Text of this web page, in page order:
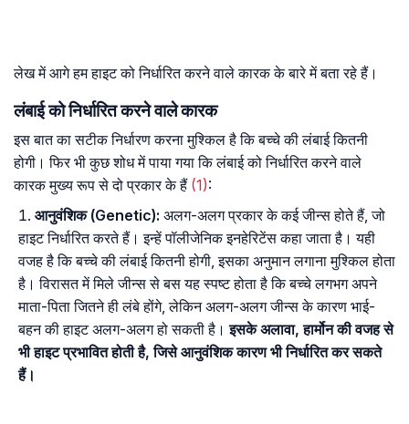
लेख में आगे हम हाइट को निर्धारित करने वाले कारक के बारे में बता रहे हैं।
लंबाई को निर्धारित करने वाले कारक
इस बात का सटीक निर्धारण करना मुश्किल है कि बच्चे की लंबाई कितनी
होगी। फिर भी कुछ शोध में पाया गया कि लंबाई को निर्धारित करने वाले
कारक मुख्य रूप से दो प्रकार के हैं (1):
आनुवंशिक (Genetic): अलग-अलग प्रकार के कई जीन्स होते हैं, जो
हाइट निर्धारित करते हैं। इन्हें पॉलीजेनिक इनहेरिटेंस कहा जाता है। यही
वजह है कि बच्चे की लंबाई कितनी होगी, इसका अनुमान लगाना मुश्किल होता
है। विरासत में मिले जीन्स से बस यह स्पष्ट होता है कि बच्चे लगभग अपने
माता-पिता जितने ही लंबे होंगे, लेकिन अलग-अलग जीन्स के कारण भाई-
बहन की हाइट अलग-अलग हो सकती है।इसके अलावा, हार्मोन की वजह से
भी हाइट प्रभावित होती है, जिसे आनुवंशिक कारण भी निर्धारित कर सकते
हैं।